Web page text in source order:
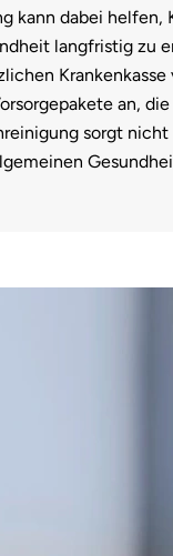
kann dabei helfen,
langfristig zu
an,
sorgt